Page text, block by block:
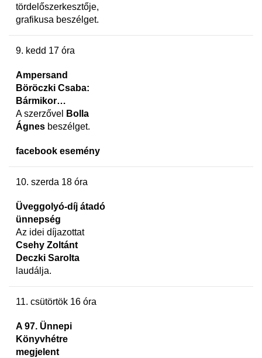
tördelőszerkesztője,
grafikusa beszélget.
9. kedd 17 óra
Ampersand
Böröczki Csaba:
Bármikor…
A szerzővel
Bolla
Ágnes beszélget.
facebook esemény
10. szerda 18 óra
Üveggolyó-díj átadó
ünnepség
Az idei díjazottat
Csehy Zoltánt
Deczki Sarolta
laudálja.
11. csütörtök 16 óra
A 97. Ünnepi
Könyvhétre
megjelent